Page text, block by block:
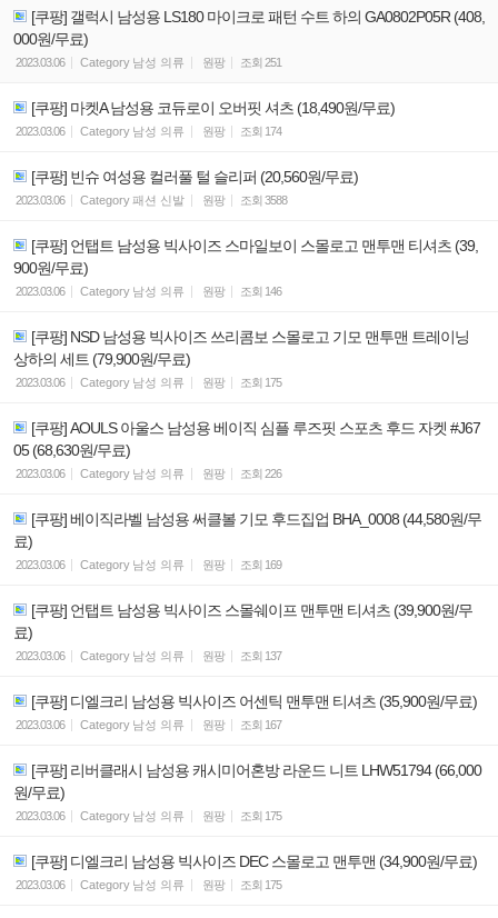
[쿠팡] 갤럭시 남성용 LS180 마이크로 패턴 수트 하의 GA0802P05R (408,
000원/무료)
2023.03.06 Category 남성 의류 원팡 조회 251
[쿠팡] 마켓A 남성용 코듀로이 오버핏 셔츠 (18,490원/무료)
2023.03.06 Category 남성 의류 원팡 조회 174
[쿠팡] 빈슈 여성용 컬러풀 털 슬리퍼 (20,560원/무료)
2023.03.06 Category패션 신발 원팡 조회 3588
[쿠팡] 언탭트 남성용 빅사이즈 스마일보이 스몰로고 맨투맨 티셔츠 (39,
900원/무료)
2023.03.06 Category 남성 의류 원팡 조회 146
[쿠팡] NSD 남성용 빅사이즈 쓰리콤보 스몰로고 기모 맨투맨 트레이닝
상하의 세트 (79,900원/무료)
2023.03.06 Category 남성 의류 원팡 조회 175
[쿠팡] AOULS 아울스 남성용 베이직 심플 루즈핏 스포츠 후드 자켓 #J67
05 (68,630원/무료)
2023.03.06 Category 남성 의류 원팡 조회 226
[쿠팡] 베이직라벨 남성용 써클볼 기모 후드집업 BHA_0008 (44,580원/무
료)
2023.03.06 Category 남성 의류 원팡 조회 169
[쿠팡] 언탭트 남성용 빅사이즈 스몰쉐이프 맨투맨 티셔츠 (39,900원/무
료)
2023.03.06 Category 남성 의류 원팡 조회 137
[쿠팡] 디엘크리 남성용 빅사이즈 어센틱 맨투맨 티셔츠 (35,900원/무료)
2023.03.06 Category 남성 의류 원팡 조회 167
[쿠팡] 리버클래시 남성용 캐시미어혼방 라운드 니트 LHW51794 (66,000
원/무료)
2023.03.06 Category 남성 의류 원팡 조회 175
[쿠팡] 디엘크리 남성용 빅사이즈 DEC 스몰로고 맨투맨 (34,900원/무료)
2023.03.06 Category 남성 의류 원팡 조회 175